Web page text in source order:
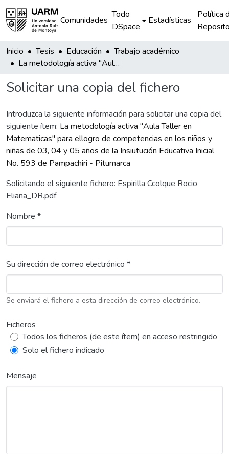
Comunidades
Todo
DSpace
Estadísticas
Política
Inicio Tesis Educación
Trabajo académico
La metodología activa "Aula Taller en Matematicas" para ellogro de competencias en los niños y niñas de 03, 04 y 05 años de la Insiutución Educativa Inicial No. 593 de Pampachiri - Pitumarca
Solicitar una copia del fichero
Introduzca la siguiente información para solicitar una copia del
siguiente ítem: La metodología activa "Aula Taller en
Matematicas" para ellogro de competencias en los niños y
niñas de 03, 04 y 05 años de la Insiutución Educativa Inicial
No. 593 de Pampachiri - Pitumarca
Solicitando el siguiente fichero: Espirilla Ccolque Rocio
Eliana_DR.pdf
Nombre *
Su dirección de correo electrónico *
Se enviará el fichero a esta dirección de correo electrónico.
Ficheros
Todos los ficheros (de este ítem) en acceso restringido
Solo el fichero indicado
Mensaje